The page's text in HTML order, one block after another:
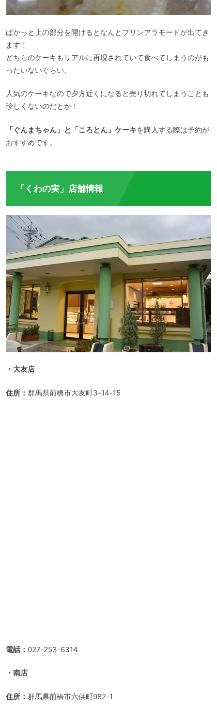
ぱかっと上の部分を開けるとなんとプリンアラモードが出てき
ます！
どちらのケーキもリアルに再現されていて食べてしまうのがも
ったいないぐらい。
人気のケーキなので夕方近くになると売り切れてしまうことも
珍しくないのだとか！
「ぐんまちゃん」と「ころとん」ケーキを購入する際は予約が
おすすめです。
「くわの実」店舗情報
・大友店
住所： 群馬県前橋市大友町3-14-15
電話： 027-253-6314
・南店
住所： 群馬県前橋市六供町982-1